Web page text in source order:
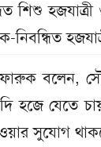
শিশু হজযাত্রী
নিবন্ধিত
বলেন,
হজে যেতে
সুযোগ